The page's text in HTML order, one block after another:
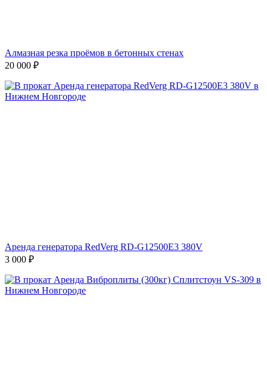
Алмазная резка проёмов в бетонных стенах
20 000 ₽
Аренда генератора RedVerg RD-G12500E3 380V
3 000 ₽